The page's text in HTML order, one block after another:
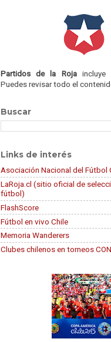
Partidos de la Rojaincluye
Puedes revisar todo el
Buscar
Links de interés
Asociación Nacional del Fútbol
LaRoja.cl (sitio oficial de
fútbol)
FlashScore
Fútbol en vivo Chile
Memoria Wanderers
Clubes chilenos en torneos